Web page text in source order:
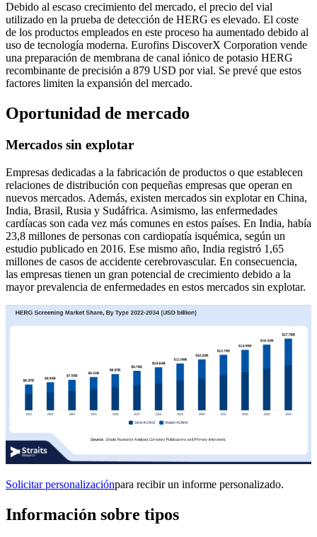
Debido al escaso crecimiento del mercado, el precio del vial
utilizado en la prueba de detección de HERG es elevado. El coste
de los productos empleados en este proceso ha aumentado debido al
uso de tecnología moderna. Eurofins DiscoverX Corporation vende
una preparación de membrana de canal iónico de potasio HERG
recombinante de precisión a 879 USD por vial. Se prevé que estos
factores limiten la expansión del mercado.
Oportunidad de mercado
Mercados sin explotar
Empresas dedicadas a la fabricación de productos o que establecen
relaciones de distribución con pequeñas empresas que operan en
nuevos mercados. Además, existen mercados sin explotar en China,
India, Brasil, Rusia y Sudáfrica. Asimismo, las enfermedades
cardíacas son cada vez más comunes en estos países. En India, había
23,8 millones de personas con cardiopatía isquémica, según un
estudio publicado en 2016. Ese mismo año, India registró 1,65
millones de casos de accidente cerebrovascular. En consecuencia,
las empresas tienen un gran potencial de crecimiento debido a la
mayor prevalencia de enfermedades en estos mercados sin explotar.
Solicitar personalizaciónpara recibir un informe personalizado.
Información sobre tipos